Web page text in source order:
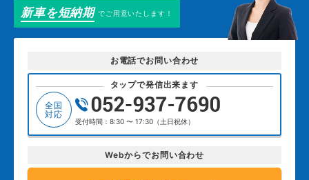
新車を短納期 でご用意いたします！
お電話でお問い合わせ
タップで発信出来ます
全国
対応
受付時間：8:30 〜 17:30（土日祝休）
Webからでお問い合わせ